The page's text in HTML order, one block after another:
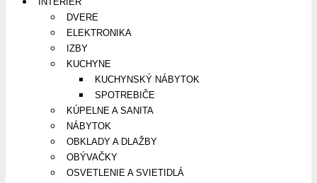
DVERE
ELEKTRONIKA
IZBY
KUCHYNE
KUCHYNSKÝ NÁBYTOK
SPOTREBIČE
KÚPELNE A SANITA
NÁBYTOK
OBKLADY A DLAŽBY
OBÝVAČKY
OSVETLENIE A SVIETIDLÁ